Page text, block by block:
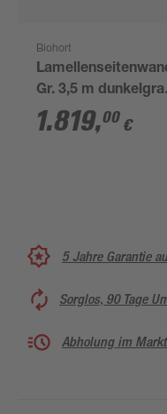
Biohort
Gr. 3,5 m
metallic 235 x 10 x
327 cm
1.819,00 €
5 Jahre Garantie
Sorglos, 90 Tage
Abholung im